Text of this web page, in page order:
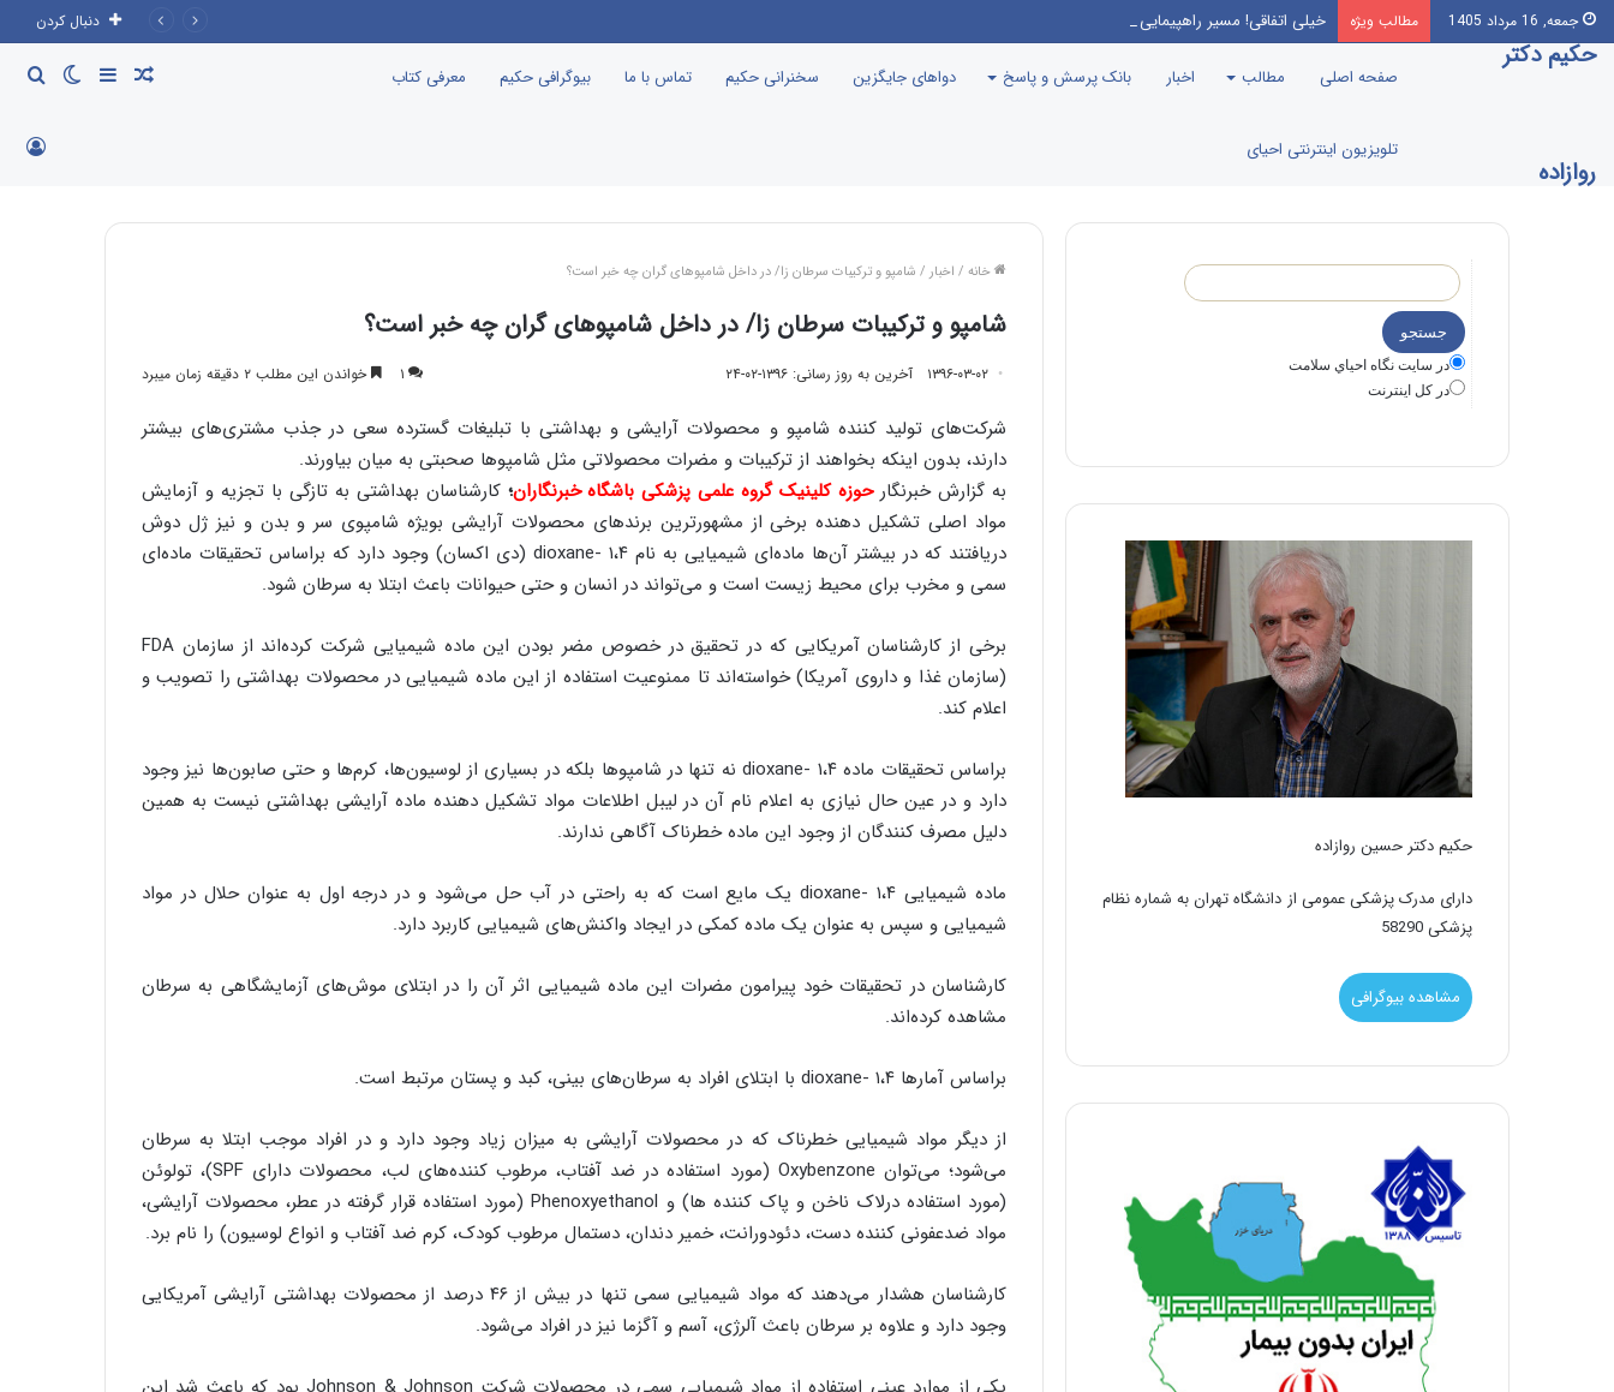
جمعه, 16 مرداد 1405 مطالب ویژه خیلی اتفاقی! مسیر راهپیمایی عظیم اربعین گرم‌ترین نقطه جهان معرفی می‌شود! دنبال کردن
حکیم دکتر
روازاده
صفحه اصلی مطالب اخبار بانک پرسش و پاسخ دواهای جایگزین سخنرانی حکیم تماس با ما بیوگرافی حکیم معرفی کتاب
تلویزیون اینترنتی احیای
تغییر
پوسته
سایدبار نوشته
خانه / اخبار / شامپو‌ و ترکیبات سرطان زا/ در داخل شامپوهای گران چه خبر است؟
شامپو‌ و ترکیبات سرطان زا/ در داخل شامپوهای گران چه خبر است؟
۱۳۹۶-۰۳-۰۲ آخرین به روز رسانی: ۱۳۹۶-۰۲-۲۴ ۱ خواندن این مطلب ۲ دقیقه زمان میبرد
شرکت‌های تولید کننده شامپو و محصولات آرایشی و بهداشتی با تبلیغات گسترده سعی در جذب مشتری‌های بیشتر
دارند، بدون اینکه بخواهند از ترکیبات و مضرات محصولاتی مثل شامپوها صحبتی به میان بیاورند.
به گزارشخبرنگارحوزهکلینیک گروه علمی پزشکی باشگاه خبرنگاران؛کارشناسان بهداشتی به تازگی با تجزیه و آزمایش
مواد اصلی تشکیل دهنده برخی از مشهورترین برندهای محصولات آرایشی بویژه شامپوی سر و بدن و نیز ژل دوش
دریافتند که در بیشتر آن‌ها ماده‌ای شیمیایی به نام ۱،۴ -dioxane (دی اکسان) وجود دارد که براساس تحقیقات ماده‌ای
سمی و مخرب برای محیط زیست است و می‌تواند در انسان و حتی حیوانات باعث ابتلا به سرطان شود.
برخی از کارشناسان آمریکایی که در تحقیق در خصوص مضر بودن این ماده شیمیایی شرکت کرده‌اند از سازمان FDA
(سازمان غذا و داروی آمریکا) خواسته‌اند تا ممنوعیت استفاده از این ماده شیمیایی در محصولات بهداشتی را تصویب و
اعلام کند.
براساس تحقیقات ماده ۱،۴ -dioxane نه تنها در شامپو‌ها بلکه در بسیاری از لوسیون‌ها، کرم‌ها و حتی صابون‌ها نیز وجود
دارد و در عین حال نیازی به اعلام نام آن در لیبل اطلاعات مواد تشکیل دهنده ماده آرایشی بهداشتی نیست به همین
دلیل مصرف کنندگان از وجود این ماده خطرناک آگاهی ندارند.
ماده شیمیایی ۱،‌۴ -dioxane یک مایع است که به راحتی در آب حل می‌شود و در درجه اول به عنوان حلال در مواد
شیمیایی و سپس به عنوان یک ماده کمکی در ایجاد واکنش‌های شیمیایی کاربرد دارد.
کارشناسان در تحقیقات خود پیرامون مضرات این ماده شیمیایی اثر آن را در ابتلای موش‌های آزمایشگاهی به سرطان
مشاهده کرده‌اند.
براساس آمار‌ها ۱،۴ -dioxane با ابتلای افراد به سرطان‌های بینی، کبد و پستان مرتبط است.
از دیگر مواد شیمیایی خطرناک که در محصولات آرایشی به میزان زیاد وجود دارد و در افراد موجب ابتلا به سرطان
می‌شود؛ می‌توان Oxybenzone (مورد استفاده در ضد آفتاب، مرطوب کننده‌های لب، محصولات دارای SPF)، تولوئن
(مورد استفاده درلاک ناخن و پاک کننده ها) و Phenoxyethanol (مورد استفاده قرار گرفته در عطر، محصولات آرایشی،
مواد ضدعفونی کننده دست، دئودورانت، خمیر دندان، دستمال مرطوب کودک، کرم ضد آفتاب و انواع لوسیون) را نام برد.
کارشناسان هشدار می‌دهند که مواد شیمیایی سمی تنها در بیش از ۴۶ درصد از محصولات بهداشتی آرایشی آمریکایی
وجود دارد و علاوه بر سرطان باعث آلرژی، آسم و آگزما نیز در افراد می‌شود.
در سايت نگاه احياي سلامت
در كل اينترنت
حکیم دکتر حسین روازاده
دارای مدرک پزشکی عمومی از دانشگاه تهران به شماره نظام
پزشکی 58290
مشاهده بیوگرافی